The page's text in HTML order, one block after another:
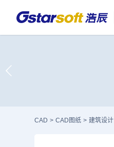
CAD > CAD图纸 > 建筑设计